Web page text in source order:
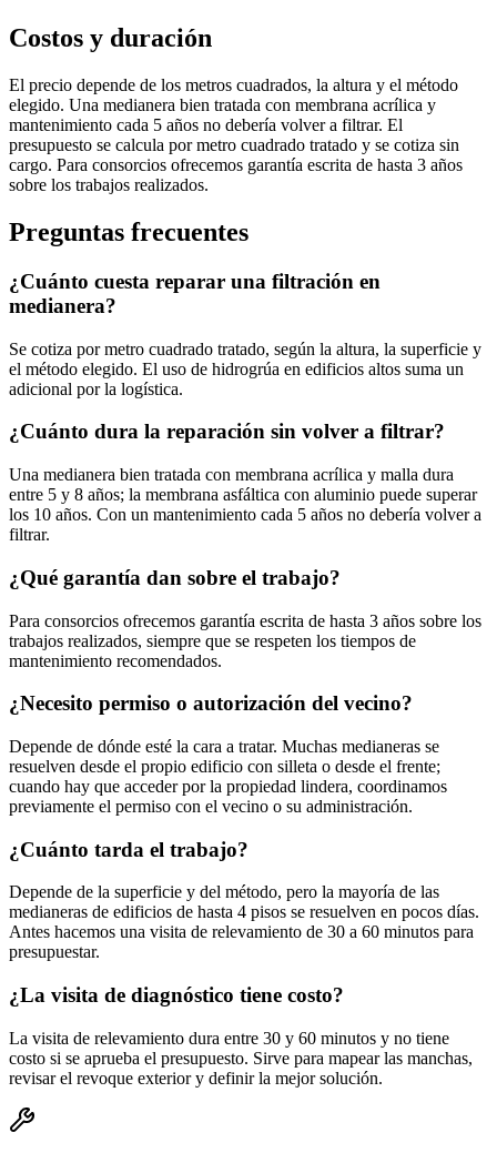
Costos y duración
El precio depende de los metros cuadrados, la altura y el método
elegido. Una medianera bien tratada con membrana acrílica y
mantenimiento cada 5 años no debería volver a filtrar. El
presupuesto se calcula por metro cuadrado tratado y se cotiza sin
cargo. Para consorcios ofrecemos garantía escrita de hasta 3 años
sobre los trabajos realizados.
Preguntas frecuentes
¿Cuánto cuesta reparar una filtración en
medianera?
Se cotiza por metro cuadrado tratado, según la altura, la superficie y
el método elegido. El uso de hidrogrúa en edificios altos suma un
adicional por la logística.
¿Cuánto dura la reparación sin volver a filtrar?
Una medianera bien tratada con membrana acrílica y malla dura
entre 5 y 8 años; la membrana asfáltica con aluminio puede superar
los 10 años. Con un mantenimiento cada 5 años no debería volver a
filtrar.
¿Qué garantía dan sobre el trabajo?
Para consorcios ofrecemos garantía escrita de hasta 3 años sobre los
trabajos realizados, siempre que se respeten los tiempos de
mantenimiento recomendados.
¿Necesito permiso o autorización del vecino?
Depende de dónde esté la cara a tratar. Muchas medianeras se
resuelven desde el propio edificio con silleta o desde el frente;
cuando hay que acceder por la propiedad lindera, coordinamos
previamente el permiso con el vecino o su administración.
¿Cuánto tarda el trabajo?
Depende de la superficie y del método, pero la mayoría de las
medianeras de edificios de hasta 4 pisos se resuelven en pocos días.
Antes hacemos una visita de relevamiento de 30 a 60 minutos para
presupuestar.
¿La visita de diagnóstico tiene costo?
La visita de relevamiento dura entre 30 y 60 minutos y no tiene
costo si se aprueba el presupuesto. Sirve para mapear las manchas,
revisar el revoque exterior y definir la mejor solución.